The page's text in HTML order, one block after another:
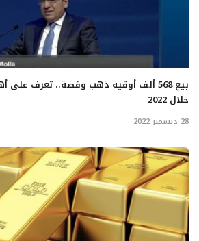
بيع 568 ألف أوقية ذهب وفضة.. تعرف على
خلال 2022
28 ديسمبر 2022